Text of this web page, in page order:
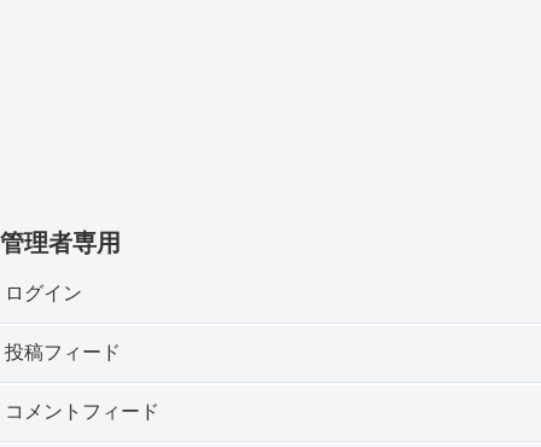
管理者専用
ログイン
投稿フィード
コメントフィード